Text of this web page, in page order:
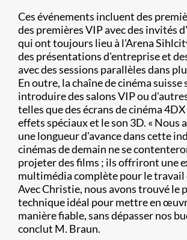
Ces événements incluent des
des premières VIP avec des invités
qui ont toujours lieu à l'Arena
des présentations d'entreprise et
avec des sessions parallèles dans
En outre, la chaîne de cinéma
introduire des salons VIP ou
telles que des écrans de cinéma 4DX
effets spéciaux et le son 3D. « Nous
une longueur d'avance dans cette
cinémas de demain ne se
projeter des films ; ils offriront une
multimédia complète pour le travail
Avec Christie, nous avons trouvé le
technique idéal pour mettre en
manière fiable, sans dépasser nos
conclut M. Braun.